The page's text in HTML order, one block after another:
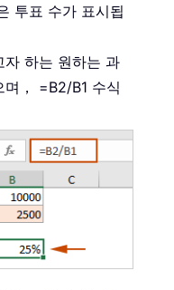
투표 수가 표시됩
하는 원하는 과
， =B2/B1 수식